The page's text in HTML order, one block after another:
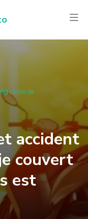
: suis-je...
accident
couvert
est